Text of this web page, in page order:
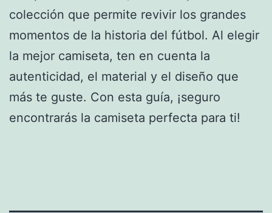
colección que permite revivir los grandes
momentos de la historia del fútbol. Al elegir
la mejor camiseta, ten en cuenta la
autenticidad, el material y el diseño que
más te guste. Con esta guía, ¡seguro
encontrarás la camiseta perfecta para ti!